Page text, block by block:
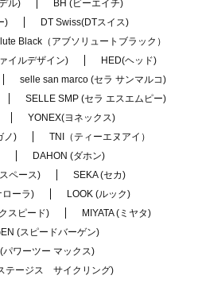
ル)
BH (ビーエイチ)
)
DT Swiss(DTスイス)
Black（アブソリュートブラック）
イルデザイン)
HED(ヘッド)
selle san marco (セラ サンマルコ)
SELLE SMP (セラ エスエムピー)
YONEX(ヨネックス)
ノ)
TNI（ティーエヌアイ）
DAHON (ダホン)
ペース)
SEKA (セカ)
ローラ)
LOOK (ルック)
スピード)
MIYATA (ミヤタ)
(スピードバーゲン)
ワーツー マックス)
テージス サイクリング)